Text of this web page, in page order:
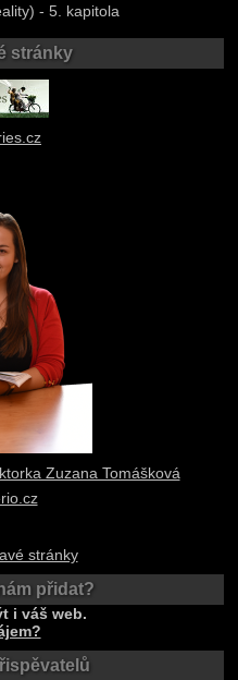
- 5. kapitola
stránky
Zuzana Tomášková
stránky
přidat?
i váš web.